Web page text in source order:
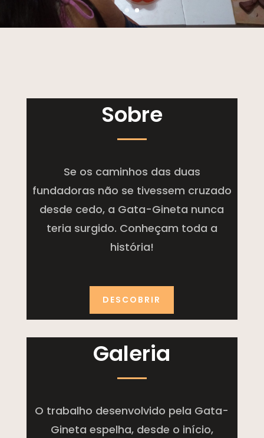
Sobre
Se os caminhos das duas
fundadoras não se tivessem cruzado
desde cedo, a Gata-Gineta nunca
teria surgido. Conheçam toda a
história!
DESCOBRIR
Galeria
O trabalho desenvolvido pela Gata-
Gineta espelha, desde o início,